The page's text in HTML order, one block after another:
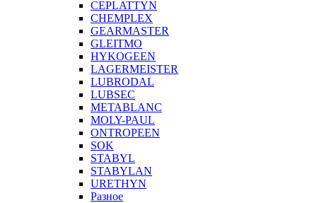
CEPLATTYN
CHEMPLEX
GEARMASTER
GLEITMO
HYKOGEEN
LAGERMEISTER
LUBRODAL
LUBSEC
METABLANC
MOLY-PAUL
ONTROPEEN
SOK
STABYL
STABYLAN
URETHYN
Разное